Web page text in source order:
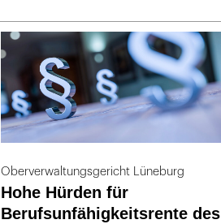
Oberverwaltungsgericht Lüneburg
Hohe Hürden für
Berufsunfähigkeitsrente des